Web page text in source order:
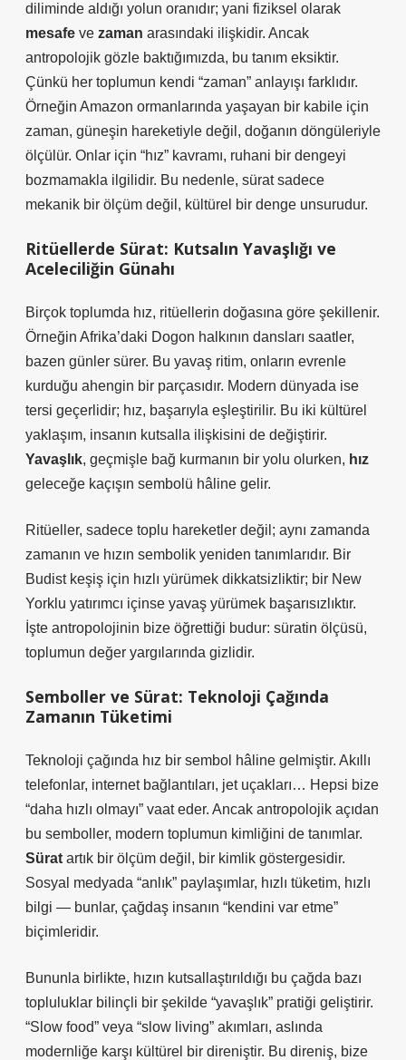
diliminde aldığı yolun oranıdır; yani fiziksel olarak
mesafe ve zaman arasındaki ilişkidir. Ancak
antropolojik gözle baktığımızda, bu tanım eksiktir.
Çünkü her toplumun kendi “zaman” anlayışı farklıdır.
Örneğin Amazon ormanlarında yaşayan bir kabile için
zaman, güneşin hareketiyle değil, doğanın döngüleriyle
ölçülür. Onlar için “hız” kavramı, ruhani bir dengeyi
bozmamakla ilgilidir. Bu nedenle, sürat sadece
mekanik bir ölçüm değil, kültürel bir denge unsurudur.
Ritüellerde Sürat: Kutsalın Yavaşlığı ve
Aceleciliğin Günahı
Birçok toplumda hız, ritüellerin doğasına göre şekillenir.
Örneğin Afrika’daki Dogon halkının dansları saatler,
bazen günler sürer. Bu yavaş ritim, onların evrenle
kurduğu ahengin bir parçasıdır. Modern dünyada ise
tersi geçerlidir; hız, başarıyla eşleştirilir. Bu iki kültürel
yaklaşım, insanın kutsalla ilişkisini de değiştirir.
Yavaşlık, geçmişle bağ kurmanın bir yolu olurken, hız
geleceğe kaçışın sembolü hâline gelir.
Ritüeller, sadece toplu hareketler değil; aynı zamanda
zamanın ve hızın sembolik yeniden tanımlarıdır. Bir
Budist keşiş için hızlı yürümek dikkatsizliktir; bir New
Yorklu yatırımcı içinse yavaş yürümek başarısızlıktır.
İşte antropolojinin bize öğrettiği budur: süratin ölçüsü,
toplumun değer yargılarında gizlidir.
Semboller ve Sürat: Teknoloji Çağında
Zamanın Tüketimi
Teknoloji çağında hız bir sembol hâline gelmiştir. Akıllı
telefonlar, internet bağlantıları, jet uçakları… Hepsi bize
“daha hızlı olmayı” vaat eder. Ancak antropolojik açıdan
bu semboller, modern toplumun kimliğini de tanımlar.
Sürat artık bir ölçüm değil, bir kimlik göstergesidir.
Sosyal medyada “anlık” paylaşımlar, hızlı tüketim, hızlı
bilgi — bunlar, çağdaş insanın “kendini var etme”
biçimleridir.
Bununla birlikte, hızın kutsallaştırıldığı bu çağda bazı
topluluklar bilinçli bir şekilde “yavaşlık” pratiği geliştirir.
“Slow food” veya “slow living” akımları, aslında
modernliğe karşı kültürel bir direniştir. Bu direniş, bize